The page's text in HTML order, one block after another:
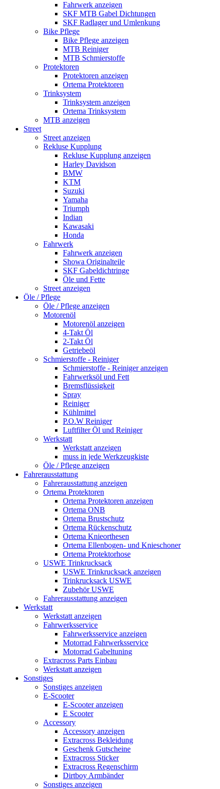
Fahrwerk anzeigen
SKF MTB Gabel Dichtungen
SKF Radlager und Umlenkung
Bike Pflege
Bike Pflege anzeigen
MTB Reiniger
MTB Schmierstoffe
Protektoren
Protektoren anzeigen
Ortema Protektoren
Trinksystem
Trinksystem anzeigen
Ortema Trinksystem
MTB anzeigen
Street
Street anzeigen
Rekluse Kupplung
Rekluse Kupplung anzeigen
Harley Davidson
BMW
KTM
Suzuki
Yamaha
Triumph
Indian
Kawasaki
Honda
Fahrwerk
Fahrwerk anzeigen
Showa Originalteile
SKF Gabeldichtringe
Öle und Fette
Street anzeigen
Öle / Pflege
Öle / Pflege anzeigen
Motorenöl
Motorenöl anzeigen
4-Takt Öl
2-Takt Öl
Getriebeöl
Schmierstoffe - Reiniger
Schmierstoffe - Reiniger anzeigen
Fahrwerksöl und Fett
Bremsflüssigkeit
Spray
Reiniger
Kühlmittel
P.O.W Reiniger
Luftfilter Öl und Reiniger
Werkstatt
Werkstatt anzeigen
muss in jede Werkzeugkiste
Öle / Pflege anzeigen
Fahrerausstattung
Fahrerausstattung anzeigen
Ortema Protektoren
Ortema Protektoren anzeigen
Ortema ONB
Ortema Brustschutz
Ortema Rückenschutz
Ortema Knieorthesen
Ortema Ellenbogen- und Knieschoner
Ortema Protektorhose
USWE Trinkrucksack
USWE Trinkrucksack anzeigen
Trinkrucksack USWE
Zubehör USWE
Fahrerausstattung anzeigen
Werkstatt
Werkstatt anzeigen
Fahrwerksservice
Fahrwerksservice anzeigen
Motorrad Fahrwerksservice
Motorrad Gabeltuning
Extracross Parts Einbau
Werkstatt anzeigen
Sonstiges
Sonstiges anzeigen
E-Scooter
E-Scooter anzeigen
E Scooter
Accessory
Accessory anzeigen
Extracross Bekleidung
Geschenk Gutscheine
Extracross Sticker
Extracross Regenschirm
Dirtboy Armbänder
Sonstiges anzeigen